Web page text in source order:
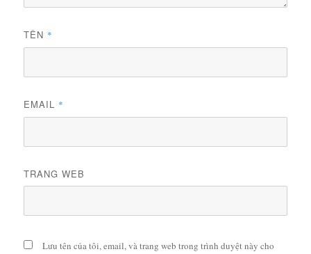
TÊN *
EMAIL *
TRANG WEB
Lưu tên của tôi, email, và trang web trong trình duyệt này cho